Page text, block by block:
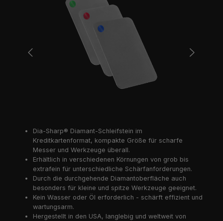
Dia-Sharp® Diamant-Schleifstein im
Kreditkartenformat, kompakte Größe für scharfe
Messer und Werkzeuge überall.
Erhältlich in verschiedenen Körnungen von grob bis
extrafein für unterschiedliche Schärfanforderungen.
Durch die durchgehende Diamantoberfläche auch
besonders für kleine und spitze Werkzeuge geeignet.
Kein Wasser oder Öl erforderlich - schärft effizient und
wartungsarm.
Hergestellt in den USA, langlebig und weltweit von